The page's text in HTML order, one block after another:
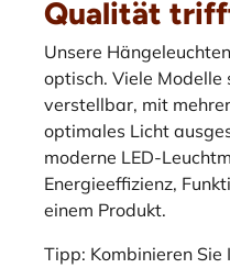
Qualität
Unsere
optisch. Viele Modelle
verstellbar, mit
optimales Licht
moderne LED-
Energieeffizienz,
einem Produkt.
Tipp: Kombinieren Sie